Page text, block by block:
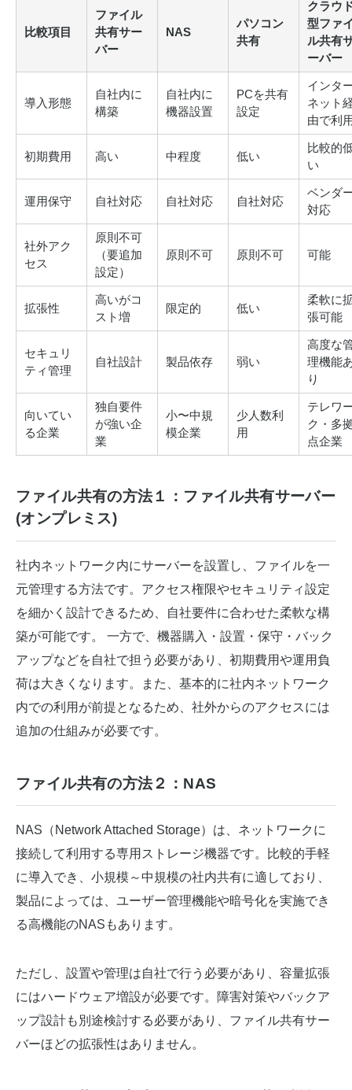
比較項目
ファイル
共有サー
バー
NAS
パソコン
共有
クラウ
型ファ
ル共有
ーバー
導入形態
自社内に
構築
自社内に
機器設置
PCを共有
設定
インタ
ネット
由で利
初期費用 高い 中程度 低い
比較的
い
運用保守 自社対応 自社対応 自社対応
ベンダ
対応
社外アク
セス
原則不可
（要追加
設定）
原則不可 原則不可 可能
拡張性
高いがコ
スト増
限定的 低い
柔軟に
張可能
セキュリ
ティ管理
自社設計 製品依存 弱い
高度な
理機能
り
向いてい
る企業
独自要件
が強い企
業
小〜中規
模企業
少人数利
用
テレワ
ク・多
点企業
ファイル共有の方法１：ファイル共有サーバー
(オンプレミス)
社内ネットワーク内にサーバーを設置し、ファイルを一
元管理する方法です。アクセス権限やセキュリティ設定
を細かく設計できるため、自社要件に合わせた柔軟な構
築が可能です。 一方で、機器購入・設置・保守・バック
アップなどを自社で担う必要があり、初期費用や運用負
荷は大きくなります。また、基本的に社内ネットワーク
内での利用が前提となるため、社外からのアクセスには
追加の仕組みが必要です。
ファイル共有の方法２：NAS
NAS（Network Attached Storage）は、ネットワークに
接続して利用する専用ストレージ機器です。比較的手軽
に導入でき、小規模～中規模の社内共有に適しており、
製品によっては、ユーザー管理機能や暗号化を実施でき
る高機能のNASもあります。
ただし、設置や管理は自社で行う必要があり、容量拡張
にはハードウェア増設が必要です。障害対策やバックア
ップ設計も別途検討する必要があり、ファイル共有サー
バーほどの拡張性はありません。